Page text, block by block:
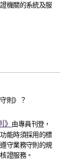
機關的系統及服
則》？
由專員刊登，
能時須採用的標
守業務守則的規
證服務。